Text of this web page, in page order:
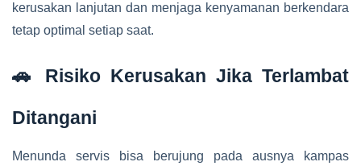
kerusakan lanjutan dan menjaga kenyamanan berkendara
tetap optimal setiap saat.
🚗 Risiko Kerusakan Jika Terlambat
Ditangani
Menunda servis bisa berujung pada ausnya kampas